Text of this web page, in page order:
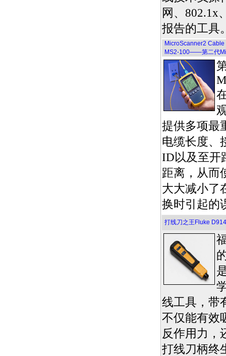
网、802.1x
报告的工具
MicroScanner2
MS2-100——第二代
提供多项最
电缆长度、
ID以及至开
距离，从而
大大减小了
换时引起的
打线刀之王Fluke
线工具，带
不仅能有效
反作用力，
打线刀柄终